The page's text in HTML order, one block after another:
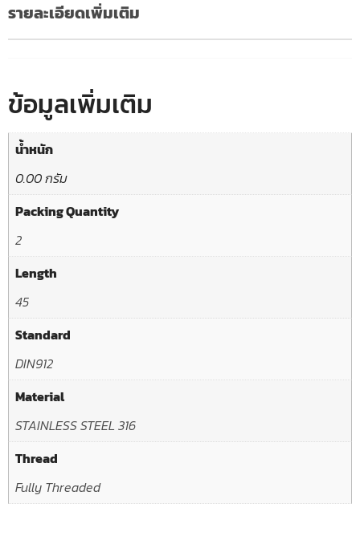
รายละเอียดเพิ่มเติม
ข้อมูลเพิ่มเติม
น้ำหนัก
0.00 กรัม
Packing Quantity
2
Length
45
Standard
DIN912
Material
STAINLESS STEEL 316
Thread
Fully Threaded